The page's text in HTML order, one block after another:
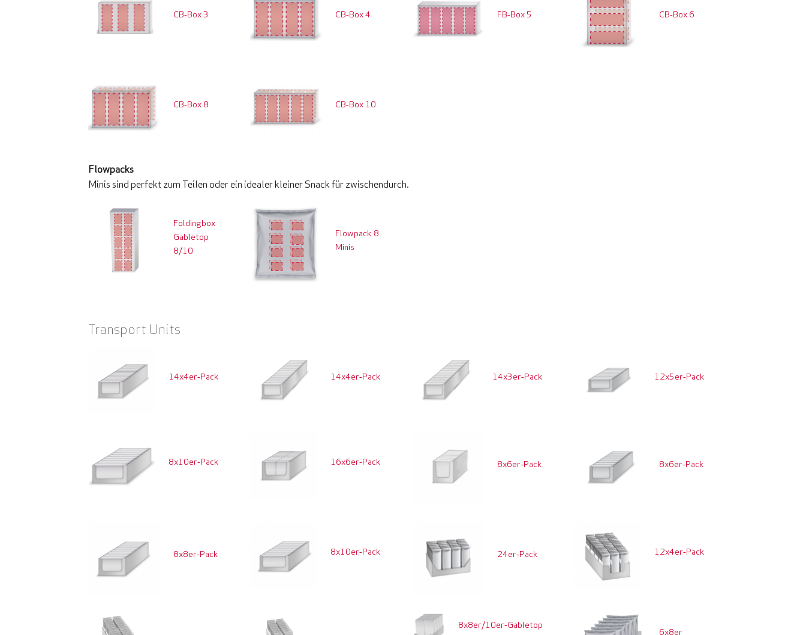
CB‑Box 3 CB‑Box 4 FB‑Box 5 CB‑Box 6
CB‑Box 8 CB‑Box 10
Flowpacks
Minis sind perfekt zum Teilen oder ein idealer kleiner Snack für zwischendurch.
Foldingbox
Gabletop
8/10
Flowpack 8
Minis
Transport Units
14x4er‑Pack 14x4er‑Pack 14x3er‑Pack 12x5er‑Pack
8x10er‑Pack 16x6er‑Pack 8x6er‑Pack 8x6er‑Pack
8x8er‑Pack 8x10er‑Pack 24er‑Pack 12x4er‑Pack
8x8er/10er‑Gabletop
6x8er